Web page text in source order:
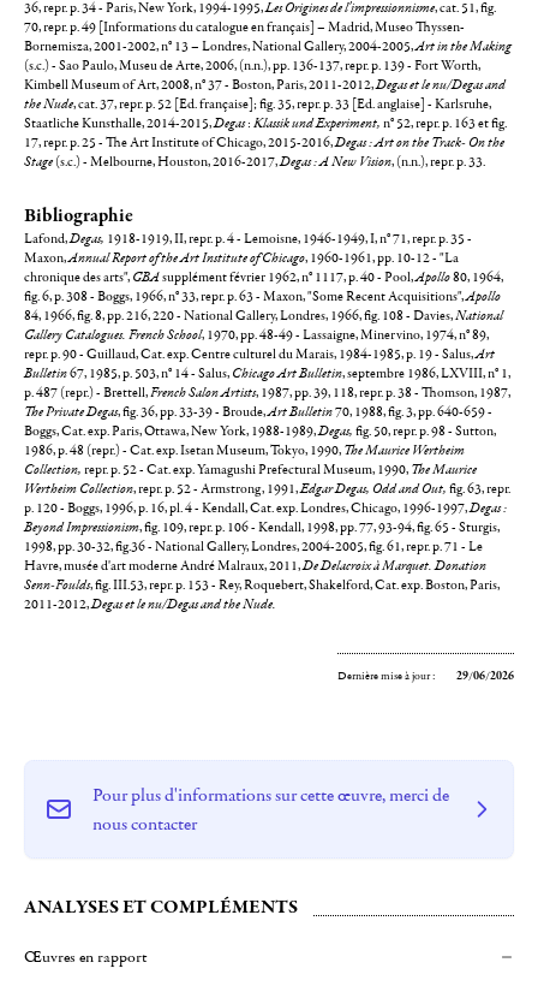
36, repr. p. 34 - Paris, New York, 1994-1995,Les Origines de l'impressionnisme, cat. 51, fig.
70, repr. p. 49 [Informations du catalogue en français] – Madrid, Museo Thyssen-
Bornemisza, 2001-2002, n° 13 – Londres, National Gallery, 2004-2005,Art in the Making
(s.c.) - Sao Paulo, Museu de Arte, 2006, (n.n.), pp. 136-137, repr. p. 139 - Fort Worth,
Kimbell Museum of Art, 2008, n° 37 - Boston, Paris, 2011-2012,Degas et le nu/Degas and
the Nude, cat. 37, repr. p. 52 [Ed. française]; fig. 35, repr. p. 33 [Ed. anglaise] - Karlsruhe,
Staatliche Kunsthalle, 2014-2015,Degas: Klassik und Experiment, n° 52, repr. p. 163 et fig.
17, repr. p. 25 - The Art Institute of Chicago, 2015-2016,Degas : Art on the Track- On the
Stage (s.c.) - Melbourne, Houston, 2016-2017,Degas : A New Vision, (n.n.), repr. p. 33.
Bibliographie
Lafond,Degas, 1918-1919, II, repr. p. 4 - Lemoisne, 1946-1949, I, n° 71, repr. p. 35 -
Maxon,Annual Report of the Art Institute of Chicago, 1960-1961, pp. 10-12 - "La
chronique des arts", GBAsupplément février 1962, n° 1117, p. 40 - Pool,Apollo80, 1964,
fig. 6, p. 308 - Boggs, 1966, n° 33, repr. p. 63 - Maxon, "Some Recent Acquisitions",Apollo
84, 1966, fig. 8, pp. 216, 220 - National Gallery, Londres, 1966, fig. 108 - Davies,National
Gallery Catalogues. French School, 1970, pp. 48-49 - Lassaigne, Minervino, 1974, n° 89,
repr. p. 90 - Guillaud, Cat. exp. Centre culturel du Marais, 1984-1985, p. 19 - Salus,Art
Bulletin67, 1985, p. 503, n° 14 - Salus, Chicago Art Bulletin, septembre 1986, LXVIII, n° 1,
p. 487 (repr.) - Brettell,French Salon Artists, 1987, pp. 39, 118, repr. p. 38 - Thomson, 1987,
The Private Degas, fig. 36, pp. 33-39 - Broude,Art Bulletin70, 1988, fig. 3, pp. 640-659 -
Boggs, Cat. exp. Paris, Ottawa, New York, 1988-1989,Degas, fig. 50, repr. p. 98 - Sutton,
1986, p. 48 (repr.) - Cat. exp. Isetan Museum, Tokyo, 1990, The Maurice Wertheim
Collection, repr. p. 52 - Cat. exp. Yamagushi Prefectural Museum, 1990, The Maurice
Wertheim Collection, repr. p. 52 - Armstrong, 1991,Edgar Degas, Odd and Out, fig. 63, repr.
p. 120 - Boggs, 1996, p. 16, pl. 4 - Kendall, Cat. exp. Londres, Chicago, 1996-1997,Degas :
Beyond Impressionism, fig. 109, repr. p. 106 - Kendall, 1998, pp. 77, 93-94, fig. 65 - Sturgis,
1998, pp. 30-32, fig.36 - National Gallery, Londres, 2004-2005, fig. 61, repr. p. 71 - Le
Havre, musée d'art moderne André Malraux, 2011,De Delacroix à Marquet. Donation
Senn-Foulds, fig. III.53, repr. p. 153 - Rey, Roquebert, Shakelford, Cat. exp. Boston, Paris,
2011-2012,Degas et le nu/Degas and the Nude.
Dernière mise à jour : 29/06/2026
Pour plus d'informations sur cette œuvre, merci de
nous contacter
ANALYSES ET COMPLÉMENTS
Œuvres en rapport